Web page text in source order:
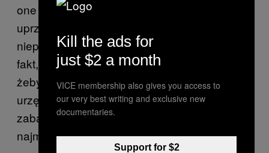
one większe znaczenie, niż własne
uprzedzenia lub wątpliwości. Taki już ze mnie
niepoprawny optymista. Puentą tej historii jest
fakt, że państwowy urzędnik udaje rapera,
żeby skontaktować się raperem, który został
urzędnikiem państwowym – i to jest tak
zabawne, że chyba znów odpalę sobie
najmilszy diss, jaki ostatnio słyszałem.
Kill the ads for
just $2 a month
VICE membership also gives you access to
our very best writing and exclusive new
documentaries.
Support for $2